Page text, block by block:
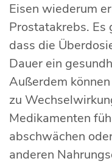
Eisen wiederum
Prostatakrebs.
dass die
Dauer ein
Außerdem
zu
Medikamenten
abschwächen
anderen